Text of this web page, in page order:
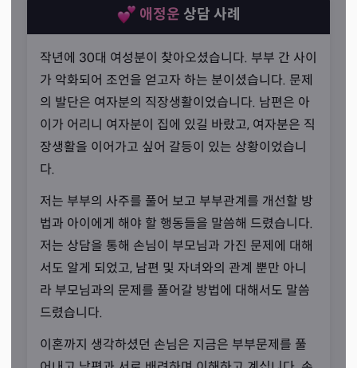
게 적합한 해결책을 제시하기 위해서는 세상이 어떻게 돌아
가는지 알아야 한다고 하셨죠.
신점이라는 오해까지
애정운 상담 사례
작년에 30대 여성분이 찾아오셨습니다. 부부 간 사이
가 악화되어 조언을 얻고자 하는 분이셨습니다. 문제
의 발단은 여자분의 직장생활이었습니다. 남편은 아
이가 어리니 여자분이 집에 있길 바랐고, 여자분은 직
장생활을 이어가고 싶어 갈등이 있는 상황이었습니
다.
저는 부부의 사주를 풀어 보고 부부관계를 개선할 방
법과 아이에게 해야 할 행동들을 말씀해 드렸습니다.
저는 상담을 통해 손님이 부모님과 가진 문제에 대해
서도 알게 되었고, 남편 및 자녀와의 관계 뿐만 아니
라 부모님과의 문제를 풀어갈 방법에 대해서도 말씀
드렸습니다.
이혼까지 생각하셨던 손님은 지금은 부부문제를 풀